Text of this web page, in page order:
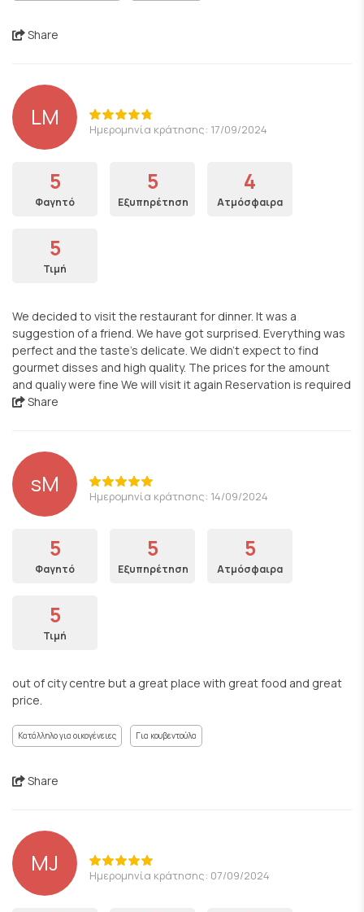
Share
LM Ημερομηνία κράτησης: 17/09/2024
5
Φαγητό
5
Εξυπηρέτηση
4
Ατμόσφαιρα
5
Τιμή
We decided to visit the restaurant for dinner. It was a
suggestion of a friend. We have got surprised. Everything was
perfect and the taste's delicate. We didn't expect to find
gourmet disses and high quality. The prices for the amount
and qualiy were fine We will visit it again Reservation is required
Share
sM Ημερομηνία κράτησης: 14/09/2024
5
Φαγητό
5
Εξυπηρέτηση
5
Ατμόσφαιρα
5
Τιμή
out of city centre but a great place with great food and great
price.
Κατάλληλο για οικογένειες Για κουβεντούλα
Share
MJ Ημερομηνία κράτησης: 07/09/2024